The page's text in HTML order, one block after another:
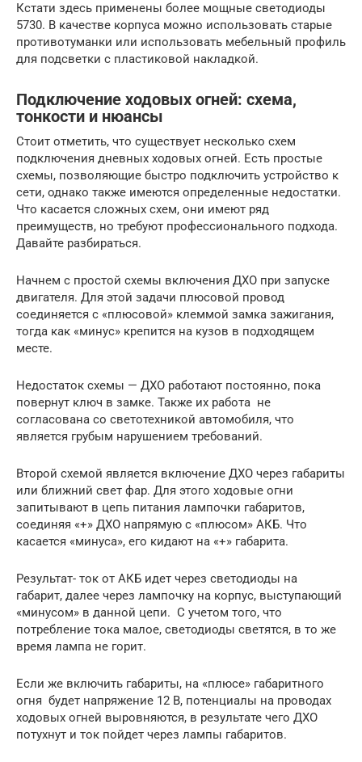
Кстати здесь применены более мощные светодиоды
5730. В качестве корпуса можно использовать старые
противотуманки или использовать мебельный профиль
для подсветки с пластиковой накладкой.
Подключение ходовых огней: схема,
тонкости и нюансы
Стоит отметить, что существует несколько схем
подключения дневных ходовых огней. Есть простые
схемы, позволяющие быстро подключить устройство к
сети, однако также имеются определенные недостатки.
Что касается сложных схем, они имеют ряд
преимуществ, но требуют профессионального подхода.
Давайте разбираться.
Начнем с простой схемы включения ДХО при запуске
двигателя. Для этой задачи плюсовой провод
соединяется с «плюсовой» клеммой замка зажигания,
тогда как «минус» крепится на кузов в подходящем
месте.
Недостаток схемы — ДХО работают постоянно, пока
повернут ключ в замке. Также их работа не
согласована со светотехникой автомобиля, что
является грубым нарушением требований.
Второй схемой является включение ДХО через габариты
или ближний свет фар. Для этого ходовые огни
запитывают в цепь питания лампочки габаритов,
соединяя «+» ДХО напрямую с «плюсом» АКБ. Что
касается «минуса», его кидают на «+» габарита.
Результат- ток от АКБ идет через светодиоды на
габарит, далее через лампочку на корпус, выступающий
«минусом» в данной цепи. С учетом того, что
потребление тока малое, светодиоды светятся, в то же
время лампа не горит.
Если же включить габариты, на «плюсе» габаритного
огня будет напряжение 12 В, потенциалы на проводах
ходовых огней выровняются, в результате чего ДХО
потухнут и ток пойдет через лампы габаритов.